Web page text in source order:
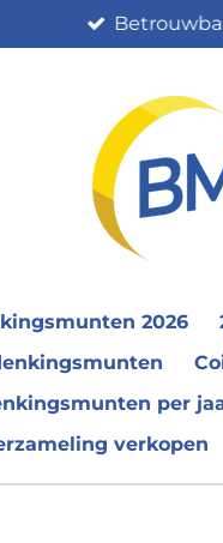
2026
per
verkopen